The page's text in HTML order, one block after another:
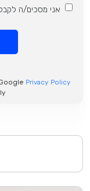
אני מסכים/ה לקבל
Privacy Policy